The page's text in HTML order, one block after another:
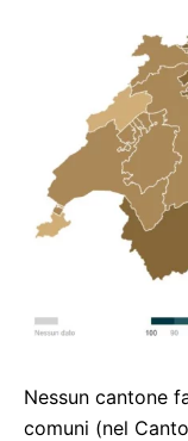
Nessun cantone
comuni (nel